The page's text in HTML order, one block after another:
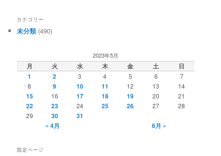
カテゴリー
未分類(490)
2023年5月
月 火 水 木 金 土
日
1
2 3 4 5 6
7
8
9 10 11 12 13 14
15 16 17 18 19 20 21
22 23 24 25 26 27
28
29
30
31
« 4月
6月 »
固定ページ